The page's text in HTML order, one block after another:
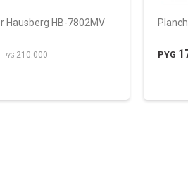
Hausberg HB-7802MV
PYG210.000 PYG